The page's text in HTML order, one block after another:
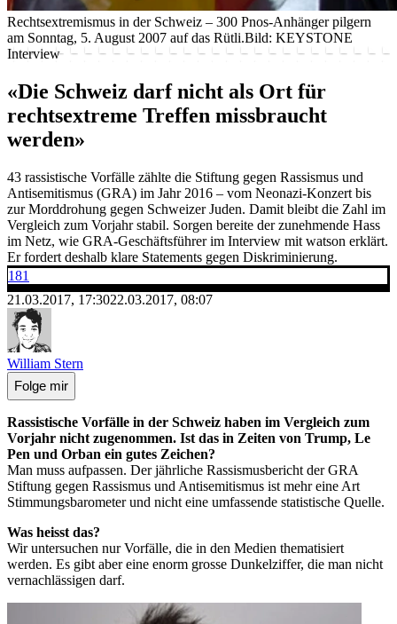
Rechtsextremismus in der Schweiz – 300 Pnos-Anhänger pilgern
am Sonntag, 5. August 2007 auf das Rütli.Bild: KEYSTONE
Interview
«Die Schweiz darf nicht als Ort für
rechtsextreme Treffen missbraucht
werden»
43 rassistische Vorfälle zählte die Stiftung gegen Rassismus und
Antisemitismus (GRA) im Jahr 2016 – vom Neonazi-Konzert bis
zur Morddrohung gegen Schweizer Juden. Damit bleibt die Zahl im
Vergleich zum Vorjahr stabil. Sorgen bereite der zunehmende Hass
im Netz, wie GRA-Geschäftsführer im Interview mit watson erklärt.
Er fordert deshalb klare Statements gegen Diskriminierung.
181
21.03.2017, 17:3022.03.2017, 08:07
William Stern
Folge mir
Rassistische Vorfälle in der Schweiz haben im Vergleich zum
Vorjahr nicht zugenommen. Ist das in Zeiten von Trump, Le
Pen und Orban ein gutes Zeichen?
Man muss aufpassen. Der jährliche Rassismusbericht der GRA
Stiftung gegen Rassismus und Antisemitismus ist mehr eine Art
Stimmungsbarometer und nicht eine umfassende statistische Quelle.
Was heisst das?
Wir untersuchen nur Vorfälle, die in den Medien thematisiert
werden. Es gibt aber eine enorm grosse Dunkelziffer, die man nicht
vernachlässigen darf.